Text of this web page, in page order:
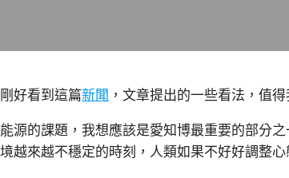
剛好看到這篇新聞 ，文章提出的一些看法，值得
能源的課題，我想應該是愛知博最重要的部分
境越來越不穩定的時刻，人類如果不好好調整